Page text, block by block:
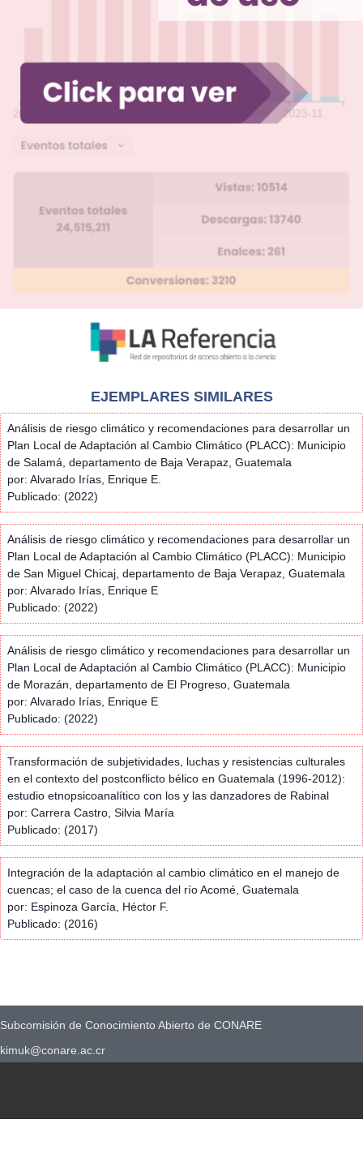
EJEMPLARES SIMILARES
Análisis de riesgo climático y recomendaciones para desarrollar un
Plan Local de Adaptación al Cambio Climático (PLACC): Municipio
de Salamá, departamento de Baja Verapaz, Guatemala
por: Alvarado Irías, Enrique E.
Publicado: (2022)
Análisis de riesgo climático y recomendaciones para desarrollar un
Plan Local de Adaptación al Cambio Climático (PLACC): Municipio
de San Miguel Chicaj, departamento de Baja Verapaz, Guatemala
por: Alvarado Irías, Enrique E
Publicado: (2022)
Análisis de riesgo climático y recomendaciones para desarrollar un
Plan Local de Adaptación al Cambio Climático (PLACC): Municipio
de Morazán, departamento de El Progreso, Guatemala
por: Alvarado Irías, Enrique E
Publicado: (2022)
Transformación de subjetividades, luchas y resistencias culturales
en el contexto del postconflicto bélico en Guatemala (1996-2012):
estudio etnopsicoanalítico con los y las danzadores de Rabinal
por: Carrera Castro, Silvia María
Publicado: (2017)
Integración de la adaptación al cambio climático en el manejo de
cuencas; el caso de la cuenca del río Acomé, Guatemala
por: Espinoza García, Héctor F.
Publicado: (2016)
Subcomisión de Conocimiento Abierto de CONARE
kimuk@conare.ac.cr